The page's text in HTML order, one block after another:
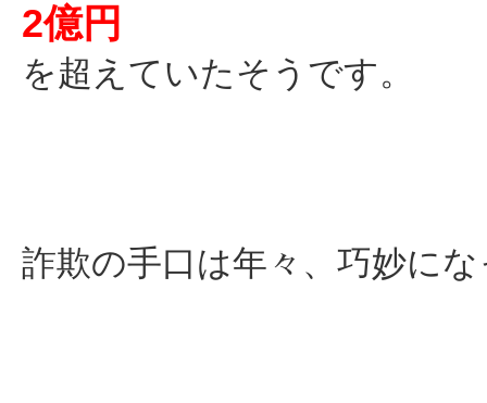
2億円
を超えていたそうです。
詐欺の手口は年々、巧妙に